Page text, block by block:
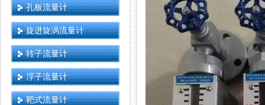
孔板流量计
旋进旋涡流量计
转子流量计
浮子流量计
靶式流量计